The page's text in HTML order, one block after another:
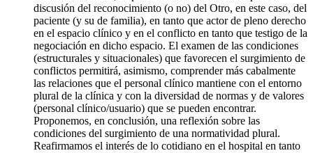
discusión del reconocimiento (o no) del Otro, en este caso, del
paciente (y su de familia), en tanto que actor de pleno derecho
en el espacio clínico y en el conflicto en tanto que testigo de la
negociación en dicho espacio. El examen de las condiciones
(estructurales y situacionales) que favorecen el surgimiento de
conflictos permitirá, asimismo, comprender más cabalmente
las relaciones que el personal clínico mantiene con el entorno
plural de la clínica y con la diversidad de normas y de valores
(personal clínico/usuario) que se pueden encontrar.
Proponemos, en conclusión, una reflexión sobre las
condiciones del surgimiento de una normatividad plural.
Reafirmamos el interés de lo cotidiano en el hospital en tanto